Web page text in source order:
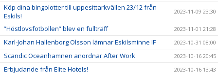
Köp dina bingolotter till uppesittarkvällen 23/12 från
Eskils!
2023-11-09 23:30
”Höstlovsfotbollen” blev en fullträff 2023-11-01 21:28
Karl-Johan Hallenborg Olsson lämnar Eskilsminne IF 2023-10-31 08:00
Scandic Oceanhamnen anordnar After Work 2023-10-16 20:45
Erbjudande från Elite Hotels! 2023-10-16 13:43